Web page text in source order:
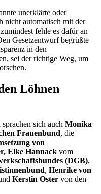
unerklärte oder
nicht automatisch mit der
fehle es dafür an
Gesetzentwurf begrüßte
in den
sei der richtige Weg, um
Löhnen
sich auch Monika
Frauenbund, die
von
Elke Hannack vom
(DGB),
, Henrike von
Kerstin Oster von den